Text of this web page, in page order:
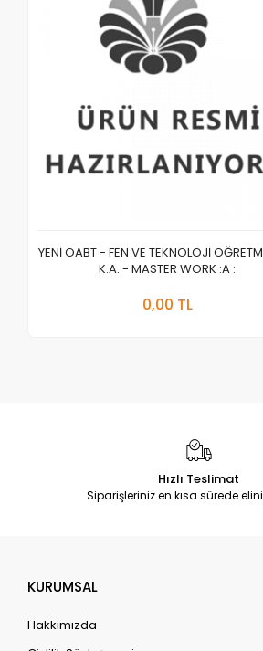
YENİ ÖABT - FEN VE TEKNOLOJİ
K.A. - MASTER WORK :A :
0,00 TL
Hızlı Teslimat
Siparişleriniz en kısa sürede
KURUMSAL
Hakkımızda